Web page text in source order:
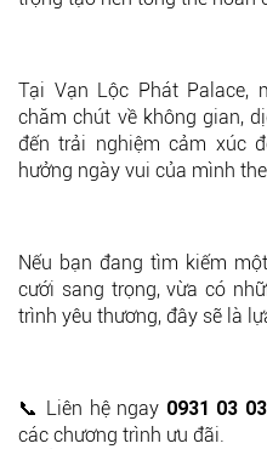
Tại Vạn Lộc Phát Palace,
chăm chút về không gian,
đến trải nghiệm cảm xúc
hưởng ngày vui của mình
Nếu bạn đang tìm kiếm
cưới sang trọng, vừa có
trình yêu thương, đây sẽ là
📞 Liên hệ ngay 0931 03
các chương trình ưu đãi.